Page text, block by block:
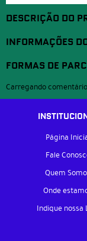
DESCRIÇÃO DO
INFORMAÇÕES
FORMAS DE
Carregando
Página
Fale
Quem
Onde
Indique nossa